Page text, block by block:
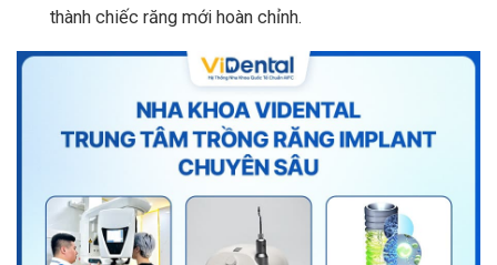
thành chiếc răng mới hoàn chỉnh.